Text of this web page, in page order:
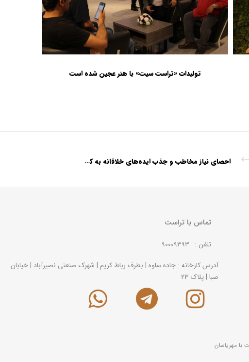
تولیدات «تراست سیت» با هنر عجین شده است
احصای نیاز مخاطب و جذب ایده‌های خلاقانه به کمک نمایشگاه بین المللی مبلمان اداری
تماس با تراست
تلفن : 90009393
آدرس کارخانه : جاده ساوه | بطرف رباط کریم | شهرک صنعتی نصیرآباد | خیابان
صبا | پلاک 23
بامهریاسان